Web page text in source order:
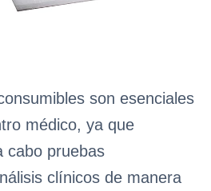
son esenciales
médico, ya que
cabo pruebas
clínicos de manera